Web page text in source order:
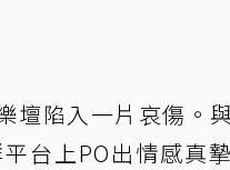
壇陷入一片哀傷。
台上PO出情感真